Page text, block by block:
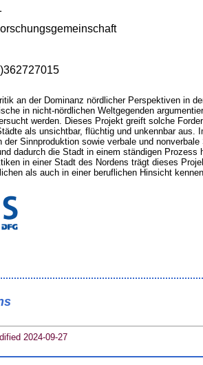
an der Dominanz nördlicher Perspektiven in
in nicht-nördlichen Weltgegenden
werden. Dieses Projekt greift solche
als unsichtbar, flüchtig und unkennbar
Sinnproduktion sowie verbale und
dadurch die Stadt in einem ständigen
in einer Stadt des Nordens trägt dieses
als auch in einer beruflichen Hinsicht
2024-09-27